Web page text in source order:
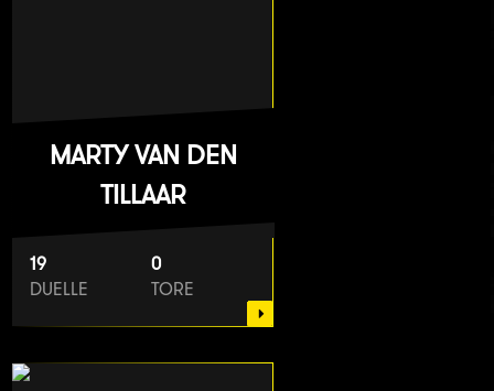
MARTY VAN DEN
TILLAAR
19
DUELLE
0
TORE